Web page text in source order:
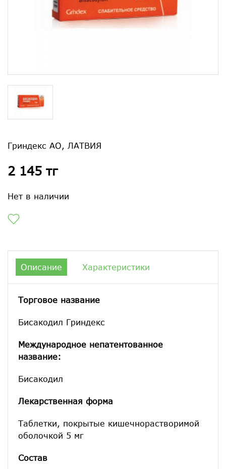
Гриндекс АО, ЛАТВИЯ
2 145 тг
Нет в наличии
Описание Характеристики
Торговое название
Бисакодил Гриндекс
Международное непатентованное
название:
Бисакодил
Лекарственная форма
Таблетки, покрытые кишечнорастворимой
оболочкой 5 мг
Состав